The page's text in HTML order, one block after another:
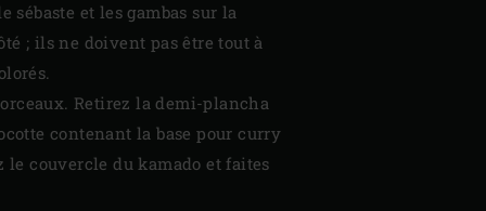
et les gambas sur la
; ils ne doivent pas être tout à
Retirez la demi-plancha
contenant la base pour curry
couvercle du kamado et faites